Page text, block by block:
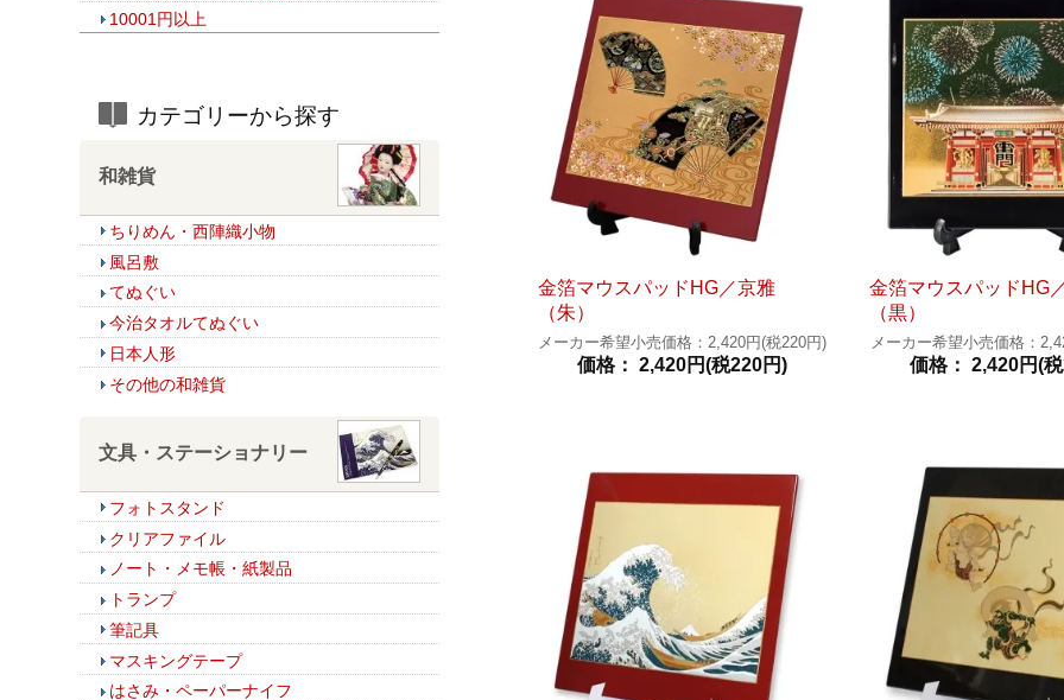
金箔マウスパッドHG／京雅
（朱）
メーカー希望小売価格：2,420円(税220円)
価格： 2,420円(税220円)
金箔マウスパッドHG
（黒）
メーカー希望小売価格：
価格： 2,420円(
10001円以上
カテゴリーから探す
和雑貨
ちりめん・西陣織小物
風呂敷
てぬぐい
今治タオルてぬぐい
日本人形
その他の和雑貨
文具・ステーショナリー
フォトスタンド
クリアファイル
ノート・メモ帳・紙製品
トランプ
筆記具
マスキングテープ
はさみ・ペーパーナイフ